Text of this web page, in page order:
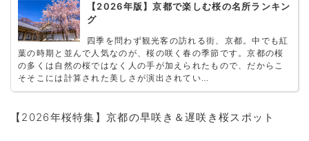
【2026年版】京都で楽しむ桜の名所ランキン
グ
四季を問わず観光客の訪れる街、京都。中でも紅
葉の時期と並んで人気なのが、桜の咲く春の季節です。京都の桜
の多くは自然の桜ではなく人の手が加えられたもので、だからこ
そそこには計算された美しさが演出されてい…
【2026年桜特集】京都の早咲き＆遅咲き桜スポット